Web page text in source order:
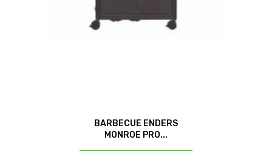
BARBECUE ENDERS
MONROE PRO...